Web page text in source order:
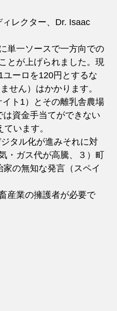
レクター、Dr. Isaac
単一ソースで一方向での
とが上げられました。現
ーロを120円とするな
せん）はかかります。
ト1）とその離乳舎農場
は資金手当てができない
います。
・ガス代が高騰、３）町
の無知な発言（スペイ
産業の擁護者が必要で